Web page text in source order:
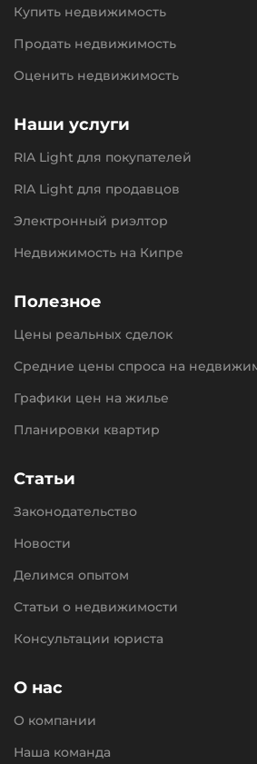
Купить недвижимость
Продать недвижимость
Оценить недвижимость
Наши услуги
RIA Light для покупателей
RIA Light для продавцов
Электронный риэлтор
Недвижимость на Кипре
Полезное
Цены реальных сделок
Средние цены спроса на
Графики цен на жилье
Планировки квартир
Статьи
Законодательство
Новости
Делимся опытом
Статьи о недвижимости
Консультации юриста
О нас
О компании
Наша команда